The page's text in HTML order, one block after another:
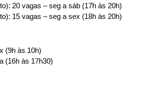
20 vagas – seg a sáb (17h às 20h)
15 vagas – seg a sex (18h às 20h)
(9h às 10h)
(16h às 17h30)